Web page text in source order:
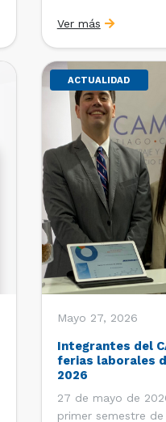
Comercio de
estudiantes de […]
Ver más
ACTUALIDAD
Mayo 27, 2026
Integrantes del
ferias laborales
2026
27 de mayo de
primer semestre